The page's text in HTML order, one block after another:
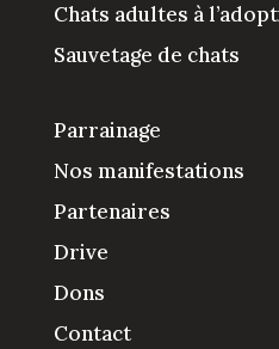
Chats adultes à
Sauvetage de chats
Parrainage
Nos manifestations
Partenaires
Drive
Dons
Contact